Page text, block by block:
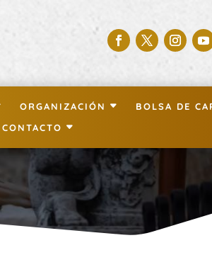
ORGANIZACIÓN
BOLSA DE
CONTACTO